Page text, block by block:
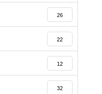
26
22
12
32